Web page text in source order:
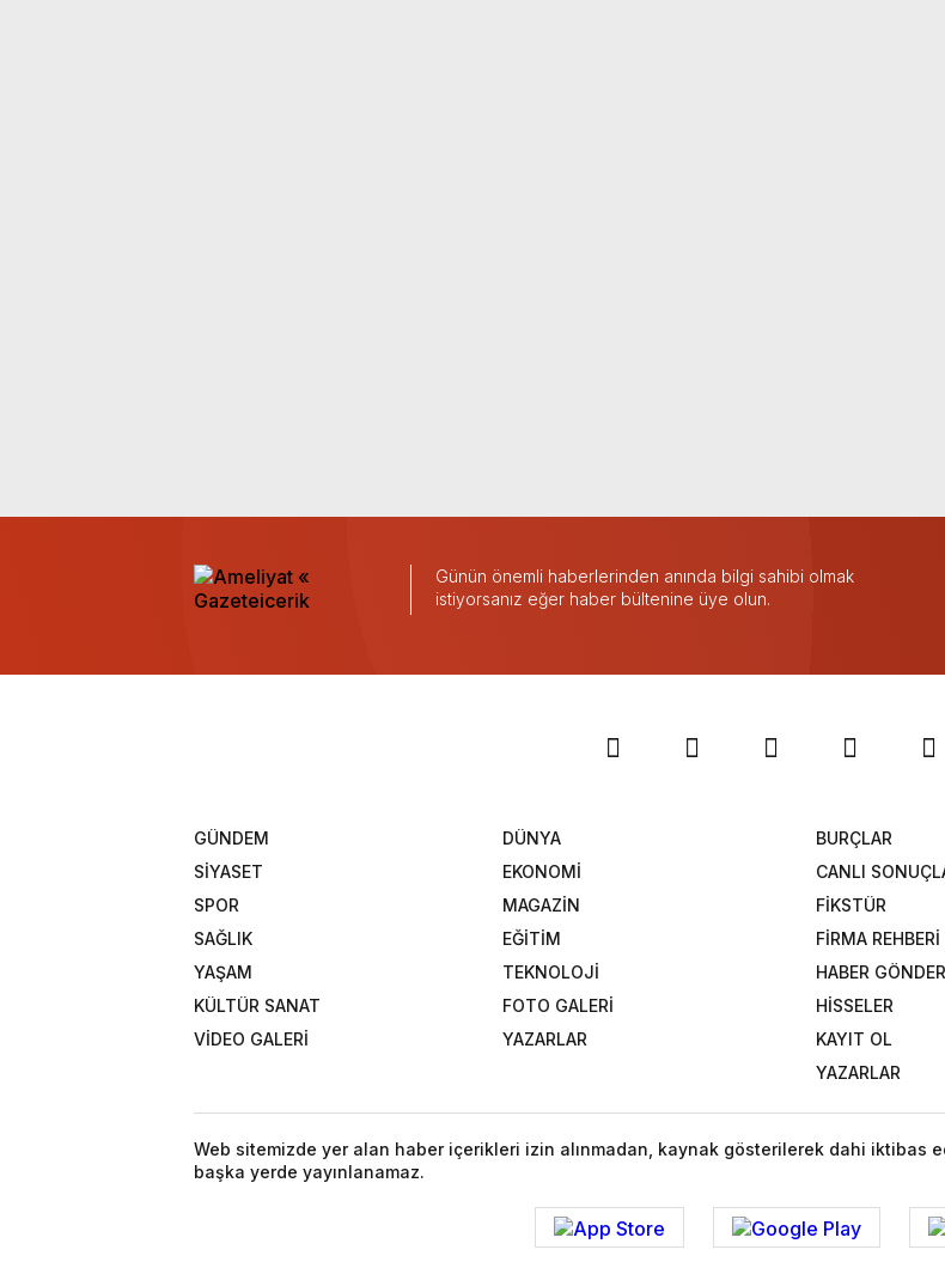
Günün önemli haberlerinden anında bilgi sahibi olmak
istiyorsanız eğer haber bültenine üye olun.
GÜNDEM
DÜNYA
SİYASET
EKONOMİ
SPOR
MAGAZİN
SAĞLIK
EĞİTİM
YAŞAM
TEKNOLOJİ
KÜLTÜR SANAT
FOTO GALERİ
VİDEO GALERİ
YAZARLAR
BURÇLAR
CANLI
FİKSTÜR
FİRMA REHBERİ
HABER GÖNDER
HİSSELER
KAYIT OL
YAZARLAR
Web sitemizde yer alan haber içerikleri izin alınmadan, kaynak gösterilerek dahi iktibas
başka yerde yayınlanamaz.